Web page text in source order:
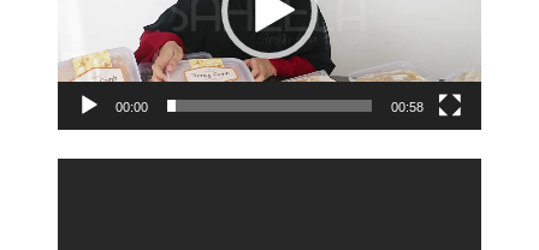
00:00 00:58